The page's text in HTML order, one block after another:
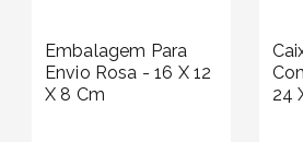
Embalagem Para
Envio Rosa - 16 X 12
X 8 Cm
24